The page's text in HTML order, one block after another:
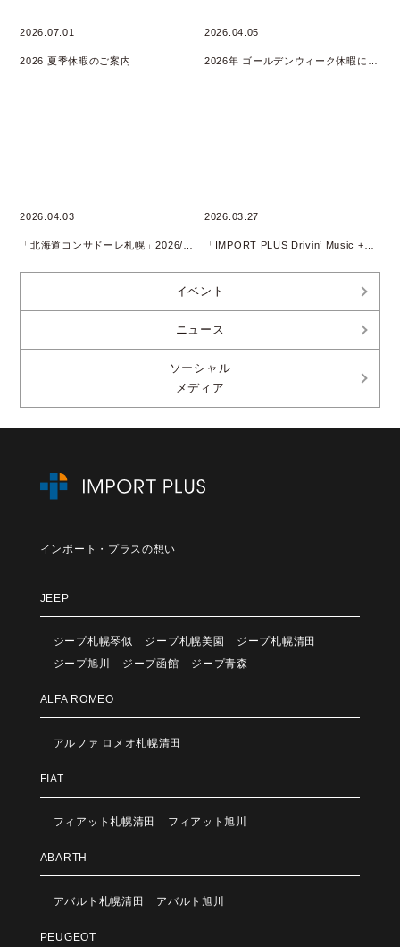
2026.07.01
2026 夏季休暇のご案内
2026.04.05
2026.04.03 2026.03.27
イベント
ニュース
ソーシャル
メディア
インポート・プラスの想い
JEEP
ジープ札幌琴似 ジープ札幌美園
ジープ札幌清田
ジープ旭川
ジープ函館 ジープ青森
ALFA ROMEO
アルファ ロメオ札幌清田
FIAT
フィアット札幌清田 フィアット旭川
ABARTH
アバルト札幌清田 アバルト旭川
PEUGEOT